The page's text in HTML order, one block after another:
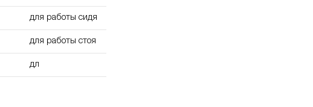
для работы сидя
для работы стоя
дл